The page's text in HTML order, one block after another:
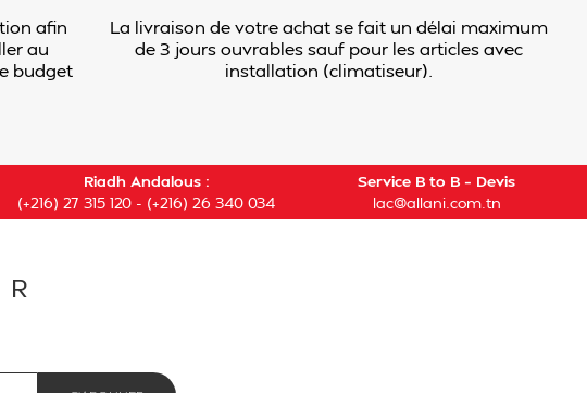
afin
au
budget
La livraison de votre achat se fait un délai maximum
de 3 jours ouvrables sauf pour les articles avec
installation (climatiseur).
Riadh Andalous :
(+216) 27 315 120 - (+216) 26 340 034
Service B to B – Devis
lac@allani.com.tn